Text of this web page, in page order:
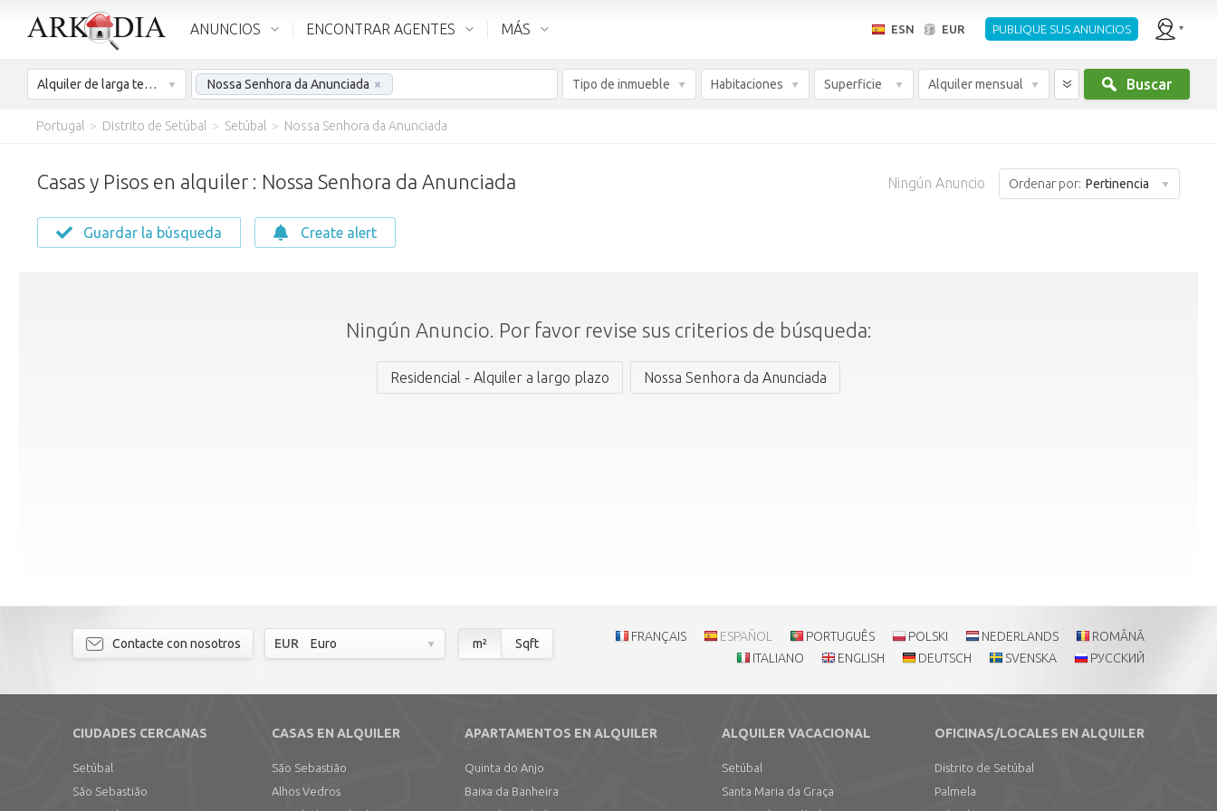
ANUNCIOS ENCONTRAR AGENTES MÁS ESN EUR PUBLIQUE SUS ANUNCIOS
Alquiler de larga temporada Nossa Senhora da Anunciada × Tipo de inmueble Habitaciones Superficie Alquiler mensual Buscar
Portugal > Distrito de Setúbal > Setúbal > Nossa Senhora da Anunciada
Casas y Pisos en alquiler : Nossa Senhora da Anunciada Ningún Anuncio Ordenar por: Pertinencia
Guardar la búsqueda Create alert
Ningún Anuncio. Por favor revise sus criterios de búsqueda:
Residencial - Alquiler a largo plazo Nossa Senhora da Anunciada
Contacte con nosotros EUR Euro m² Sqft FRANÇAIS ESPAÑOL PORTUGUÊS POLSKI NEDERLANDS
ROMÂNĂ
ITALIANO
ENGLISH DEUTSCH SVENSKA РУССКИЙ
CIUDADES CERCANAS
Setúbal
São Sebastião
CASAS EN ALQUILER
São Sebastião
Alhos Vedros
APARTAMENTOS EN ALQUILER
Quinta do Anjo
Baixa da Banheira
ALQUILER VACACIONAL
Setúbal
Santa Maria da Graça
OFICINAS/LOCALES EN ALQUILER
Distrito de Setúbal
Palmela